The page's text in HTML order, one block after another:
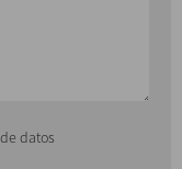
datos